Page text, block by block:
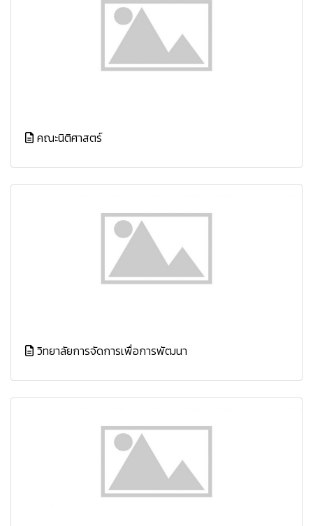
คณะนิติศาสตร์
วิทยาลัยการจัดการเพื่อการพัฒนา